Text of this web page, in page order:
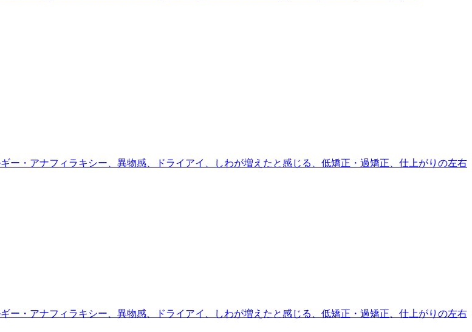
ー・アナフィラキシー、異物感、ドライアイ、しわが増えたと感じる、低矯正・過矯正、仕上がりの左右
ー・アナフィラキシー、異物感、ドライアイ、しわが増えたと感じる、低矯正・過矯正、仕上がりの左右